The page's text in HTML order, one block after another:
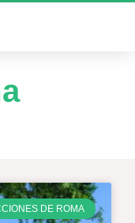
DE ROMA